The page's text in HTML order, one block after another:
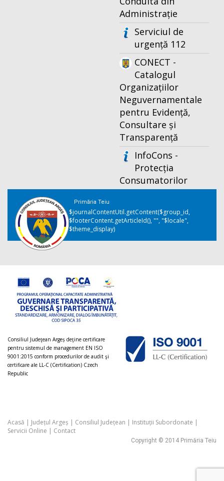
Administrație
Serviciul de
urgență 112
CONECT -
Catalogul
Organizațiilor
Neguvernamentale
pentru Evidență,
Consultare și
Transparență
InfoCons -
Protecția
Consumatorilor
Primăria Teiu
$journalContentUtil.getContent($group_id,
$footerContent.getArticleId(), "", "$locale",
$theme_display)
Consiliul Judeţean Argeș deţine certificare
pentru sistemul de management EN ISO
9001:2015 conform procedurilor de audit şi
certificare ale LL-C (Certification) Czech
Republic
Acasă | Județul Argeș | Consiliul Județean | Instituții Subordonate |
Servicii Online | Contact
Copyright © 2014 Primăria Teiu